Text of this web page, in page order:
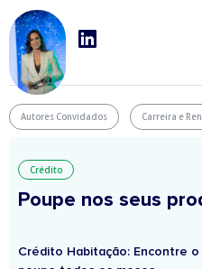
Autores Convidados Carreira e
Crédito
Poupe nos seus
Crédito Habitação: Encontre